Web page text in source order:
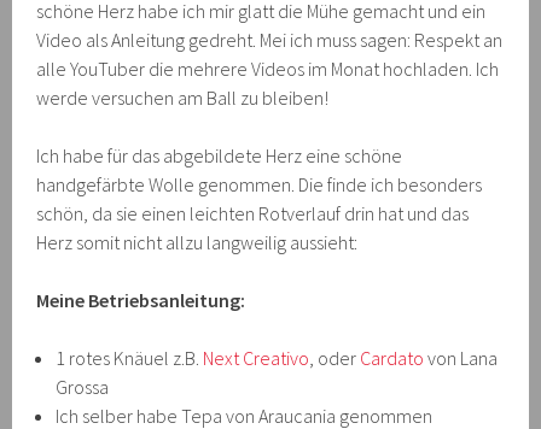
schöne Herz habe ich mir glatt die Mühe gemacht und ein
Video als Anleitung gedreht. Mei ich muss sagen: Respekt an
alle YouTuber die mehrere Videos im Monat hochladen. Ich
werde versuchen am Ball zu bleiben!
Ich habe für das abgebildete Herz eine schöne
handgefärbte Wolle genommen. Die finde ich besonders
schön, da sie einen leichten Rotverlauf drin hat und das
Herz somit nicht allzu langweilig aussieht:
Meine Betriebsanleitung:
1 rotes Knäuel z.B. Next Creativo, oder Cardato von Lana
Grossa
Ich selber habe Tepa von Araucania genommen